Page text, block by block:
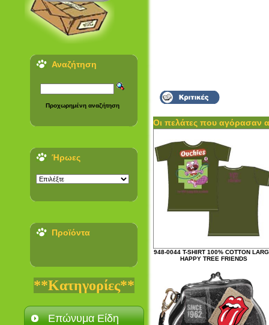
Αναζήτηση
Προχωρημένη αναζήτηση
Ήρωες
Προϊόντα
**Κατηγορίες**
Επώνυμα Είδη
Οι πελάτες που αγόρασαν
948-0044 T-SHIRT 100% COTTON
HAPPY TREE FRIENDS